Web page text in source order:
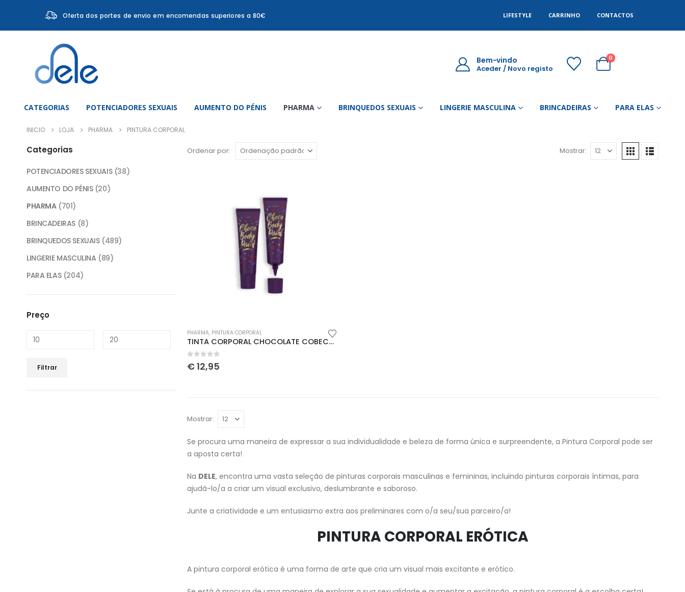
Oferta dos portes de envio em encomendas superiores a 80€ LIFESTYLE CARRINHO CONTACTOS
Bem-vindo
Aceder / Novo registo
0
CATEGORIAS POTENCIADORES SEXUAIS AUMENTO DO PÉNIS PHARMA BRINQUEDOS SEXUAIS LINGERIE MASCULINA BRINCADEIRAS PARA ELAS
INICIO LOJA PHARMA PINTURA CORPORAL
Ordenar por: Mostrar:
PHARMA, PINTURA CORPORAL
TINTA CORPORAL CHOCOLATE COBECO 100ML
out of 5
€12,95
Mostrar:
Se procura uma maneira de expressar a sua individualidade e beleza de forma única e surpreendente, a Pintura Corporal pode ser
a aposta certa!
Na DELE, encontra uma vasta seleção de pinturas corporais masculinas e femininas, incluindo pinturas corporais íntimas, para
ajudá-lo/a a criar um visual exclusivo, deslumbrante e saboroso.
Junte a criatividade e um entusiasmo extra aos preliminares com o/a seu/sua parceiro/a!
PINTURA CORPORAL ERÓTICA
A pintura corporal erótica é uma forma de arte que cria um visual mais excitante e erótico.
Categorias
POTENCIADORES SEXUAIS (38)
AUMENTO DO PÉNIS (20)
PHARMA (701)
BRINCADEIRAS (8)
BRINQUEDOS SEXUAIS (489)
LINGERIE MASCULINA (89)
PARA ELAS (204)
Preço
Filtrar